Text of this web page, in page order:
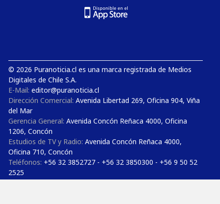
© 2026 Puranoticia.cl es una marca registrada de Medios
Digitales de Chile S.A.
E-Mail: editor@puranoticia.cl
Dirección Comercial: Avenida Libertad 269, Oficina 904, Viña
del Mar
Gerencia General: Avenida Concón Reñaca 4000, Oficina
1206, Concón
Estudios de TV y Radio: Avenida Concón Reñaca 4000,
Oficina 710, Concón
Teléfonos: +56 32 3852727 - +56 32 3850300 - +56 9 50 52
2525